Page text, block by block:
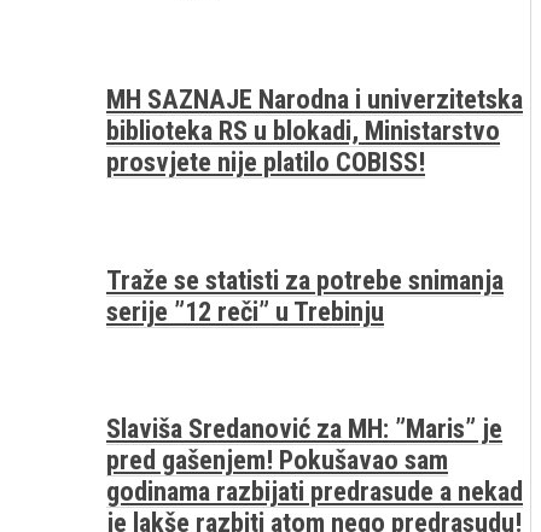
MH SAZNAJE Narodna i univerzitetska
biblioteka RS u blokadi, Ministarstvo
prosvjete nije platilo COBISS!
Traže se statisti za potrebe snimanja
serije ”12 reči” u Trebinju
Slaviša Sredanović za MH: ”Maris” je
pred gašenjem! Pokušavao sam
godinama razbijati predrasude a nekad
je lakše razbiti atom nego predrasudu!